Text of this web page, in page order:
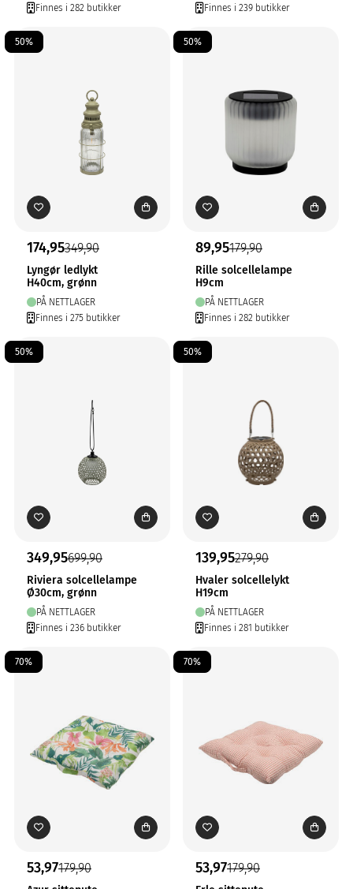
Finnes i 282 butikker
Finnes i 239 butikker
50%
174,95349,90
Lyngør ledlykt
H40cm, grønn
PÅ NETTLAGER
Finnes i 275 butikker
50%
89,95179,90
Rille solcellelampe
H9cm
PÅ NETTLAGER
Finnes i 282 butikker
50%
349,95699,90
Riviera solcellelampe
Ø30cm, grønn
PÅ NETTLAGER
Finnes i 236 butikker
50%
139,95279,90
Hvaler solcellelykt
H19cm
PÅ NETTLAGER
Finnes i 281 butikker
70%
53,97179,90
70%
53,97179,90